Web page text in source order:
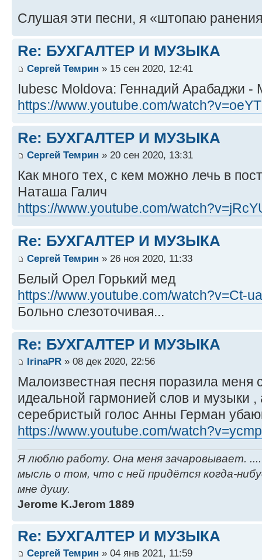
Слушая эти песни, я «штопаю
Re: БУХГАЛТЕР И МУЗЫКА
Сергей Темрин » 15 сен 2020, 12:41
Iubesc Moldova: Геннадий Арабаджи -
https://www.youtube.com/
Re: БУХГАЛТЕР И МУЗЫКА
Сергей Темрин » 20 сен 2020, 13:31
Как много тех, с кем можно лечь в
Наташа Галич
https://www.youtube.com/
Re: БУХГАЛТЕР И МУЗЫКА
Сергей Темрин » 26 ноя 2020, 11:33
Белый Орел Горький мед
https://www.youtube.com/watch?v=Ct-
Больно слезоточивая...
Re: БУХГАЛТЕР И МУЗЫКА
IrinaPR » 08 дек 2020, 22:56
Малоизвестная песня поразила меня
идеальной гармонией слов и музыки ,
серебристый голос Анны Герман
https://www.youtube.com/
Я люблю работу. Она меня зачаровывает.
мысль о том, что с ней придётся когда-
мне душу.
Jerome K.Jerom 1889
Re: БУХГАЛТЕР И МУЗЫКА
Сергей Темрин » 04 янв 2021, 11:59